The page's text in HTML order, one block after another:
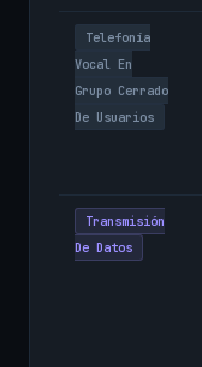
Telefonía
Vocal En
Grupo Cerrado
De Usuarios
Transmisión
De Datos